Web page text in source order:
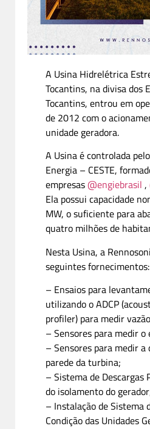
A Usina Hidrelétrica
Tocantins, na divisa dos
Tocantins, entrou em
de 2012 com o
unidade geradora.
A Usina é controlada
Energia – CESTE,
empresas@engiebrasil ,
Ela possui capacidade
MW, o suficiente para
quatro milhões de
Nesta Usina, a
seguintes fornecimentos:
– Ensaios para
utilizando o ADCP
profiler) para medir
– Sensores para medir
– Sensores para medir a
parede da turbina;
– Sistema de Descargas
do isolamento do
– Instalação de Sistema
Condição das Unidades